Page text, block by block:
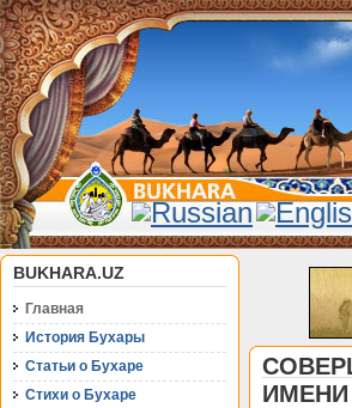
BUKHARA.UZ
Главная
История Бухары
Статьи о Бухаре
Стихи о Бухаре